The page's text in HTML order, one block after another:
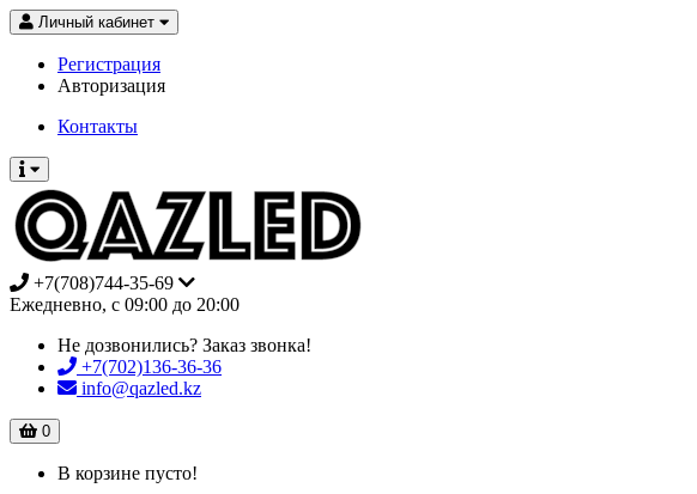
Личный кабинет
Регистрация
Авторизация
Контакты
+7(708)744-35-69
Ежедневно, с 09:00 до 20:00
Не дозвонились? Заказ звонка!
+7(702)136-36-36
info@qazled.kz
0
В корзине пусто!